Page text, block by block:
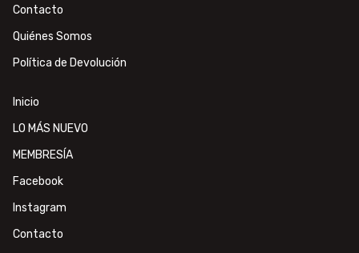
Contacto
Quiénes Somos
Política de Devolución
Inicio
LO MÁS NUEVO
MEMBRESÍA
Facebook
Instagram
Contacto